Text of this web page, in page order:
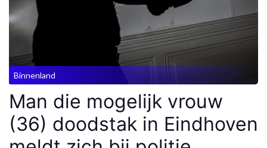
Binnenland
Man die mogelijk vrouw
(36) doodstak in Eindhoven